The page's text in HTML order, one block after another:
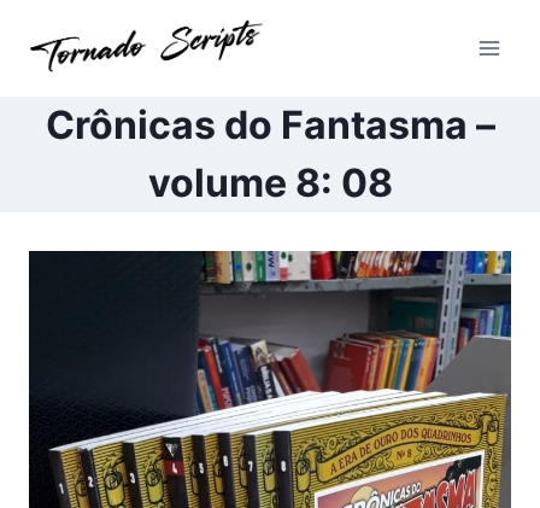
para
ConteúdoCrônicas do Fantasma –
volume 8: 08